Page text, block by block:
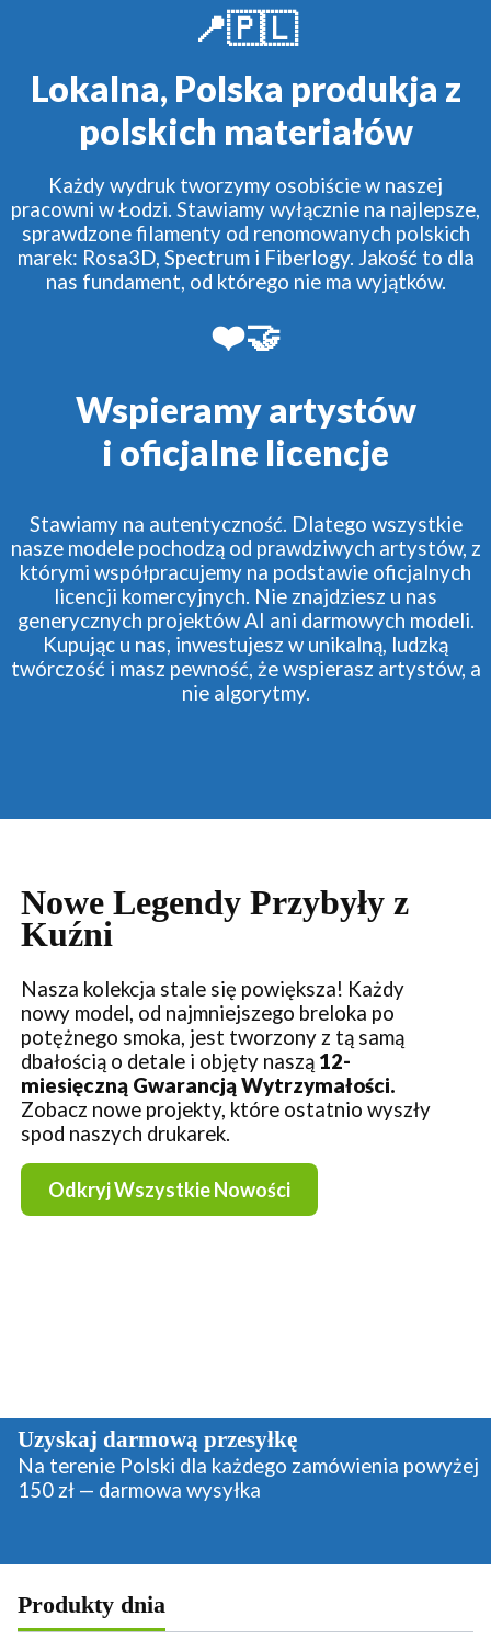
📍🇵🇱
Lokalna, Polska produkja z
polskich materiałów
Każdy wydruk tworzymy osobiście w naszej
pracowni w Łodzi. Stawiamy wyłącznie na najlepsze,
sprawdzone filamenty od renomowanych polskich
marek: Rosa3D, Spectrum i Fiberlogy. Jakość to dla
nas fundament, od którego nie ma wyjątków.
❤️🤝
Wspieramy artystów
i oficjalne licencje
Stawiamy na autentyczność. Dlatego wszystkie
nasze modele pochodzą od prawdziwych artystów, z
którymi współpracujemy na podstawie oficjalnych
licencji komercyjnych. Nie znajdziesz u nas
generycznych projektów AI ani darmowych modeli.
Kupując u nas, inwestujesz w unikalną, ludzką
twórczość i masz pewność, że wspierasz artystów, a
nie algorytmy.
Nowe Legendy Przybyły z
Kuźni
Nasza kolekcja stale się powiększa! Każdy
nowy model, od najmniejszego breloka po
potężnego smoka, jest tworzony z tą samą
dbałością o detale i objęty naszą 12-
miesięczną Gwarancją Wytrzymałości.
Zobacz nowe projekty, które ostatnio wyszły
spod naszych drukarek.
Odkryj Wszystkie Nowości
Uzyskaj darmową przesyłkę
Na terenie Polski dla każdego zamówienia powyżej
150 zł — darmowa wysyłka
Produkty dnia